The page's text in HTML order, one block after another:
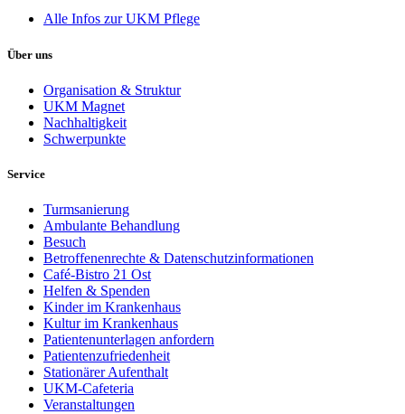
Alle Infos zur UKM Pflege
Über uns
Organisation & Struktur
UKM Magnet
Nachhaltigkeit
Schwerpunkte
Service
Turmsanierung
Ambulante Behandlung
Besuch
Betroffenenrechte & Datenschutzinformationen
Café-Bistro 21 Ost
Helfen & Spenden
Kinder im Krankenhaus
Kultur im Krankenhaus
Patientenunterlagen anfordern
Patientenzufriedenheit
Stationärer Aufenthalt
UKM-Cafeteria
Veranstaltungen